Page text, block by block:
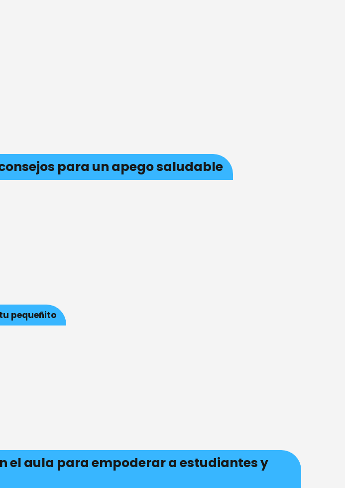
para un apego saludable
pequeñito
el aula para empoderar a estudiantes y